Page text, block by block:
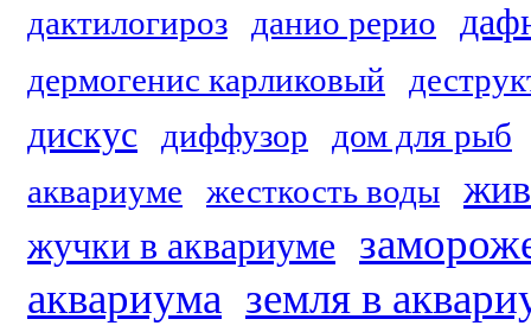
дактилогироз данио рерио
дермогенис карликовый
дискус диффузор
дом для рыб
аквариуме
жесткость воды
жучки в аквариуме
аквариума земля в